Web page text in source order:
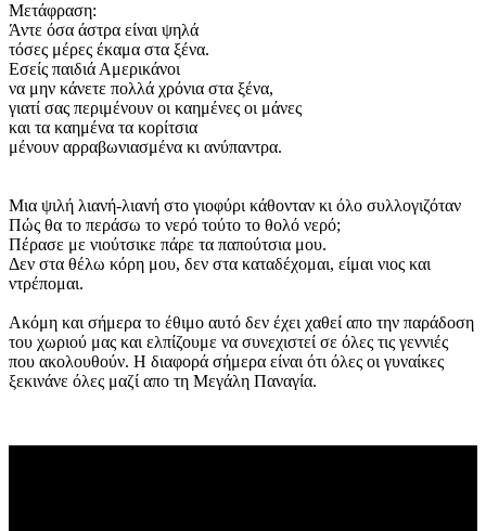
Μετάφραση:
Άντε όσα άστρα είναι ψηλά
τόσες μέρες έκαμα στα ξένα.
Εσείς παιδιά Αμερικάνοι
να μην κάνετε πολλά χρόνια στα ξένα,
γιατί σας περιμένουν οι καημένες οι μάνες
και τα καημένα τα κορίτσια
μένουν αρραβωνιασμένα κι ανύπαντρα.
Μια ψιλή λιανή-λιανή στο γιοφύρι κάθονταν κι όλο συλλογιζόταν
Πώς θα το περάσω το νερό τούτο το θολό νερό;
Πέρασε με νιούτσικε πάρε τα παπούτσια μου.
Δεν στα θέλω κόρη μου, δεν στα καταδέχομαι, είμαι νιος και
ντρέπομαι.
Ακόμη και σήμερα το έθιμο αυτό δεν έχει χαθεί απο την παράδοση
του χωριού μας και ελπίζουμε να συνεχιστεί σε όλες τις γεννιές
που ακολουθούν. Η διαφορά σήμερα είναι ότι όλες οι γυναίκες
ξεκινάνε όλες μαζί απο τη Μεγάλη Παναγία.